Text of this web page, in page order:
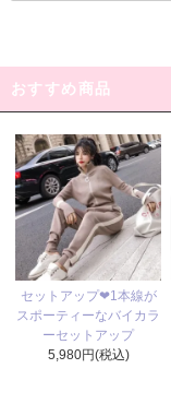
おすすめ商品
セットアップ❤1本線が
スポーティーなバイカラ
ーセットアップ
5,980円(税込)